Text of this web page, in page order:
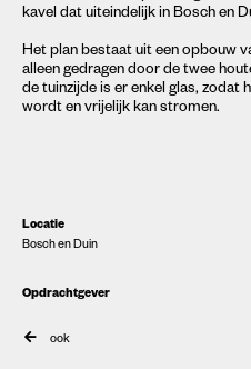
kavel dat uiteindelijk in Bosch en
Het plan bestaat uit een opbouw
alleen gedragen door de twee
de tuinzijde is er enkel glas, zodat
wordt en vrijelijk kan stromen.
Locatie
Bosch en Duin
Opdrachtgever
Jaar ook